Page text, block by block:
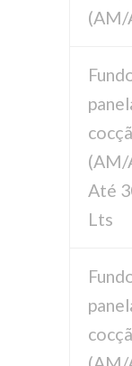
(AM/
(AM/
Até
Lts